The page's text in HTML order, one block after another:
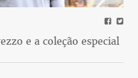
e a coleção especial